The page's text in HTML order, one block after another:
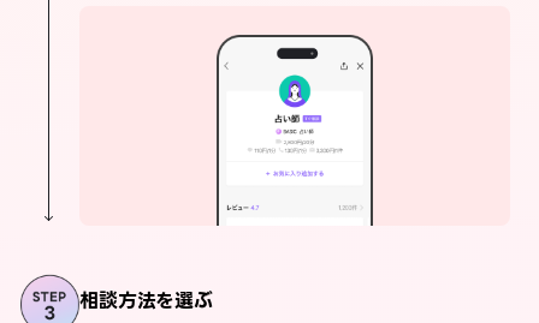
相談方法を選ぶ